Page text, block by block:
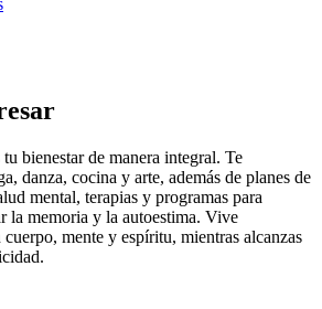
bienestar de manera integral. Te
danza, cocina y arte, además de planes de
mental, terapias y programas para
la memoria y la autoestima. Vive
mente y espíritu, mientras alcanzas